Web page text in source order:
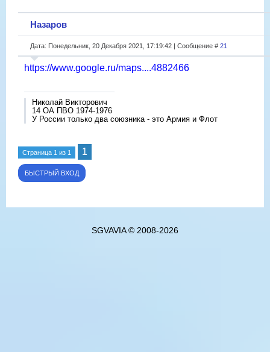
Назаров
Дата: Понедельник, 20 Декабря 2021, 17:19:42 | Сообщение # 21
https://www.google.ru/maps....4882466
Николай Викторович
14 ОА ПВО 1974-1976
У России только два союзника - это Армия и Флот
Страница 1 из 1 1
SGVAVIA © 2008-2026